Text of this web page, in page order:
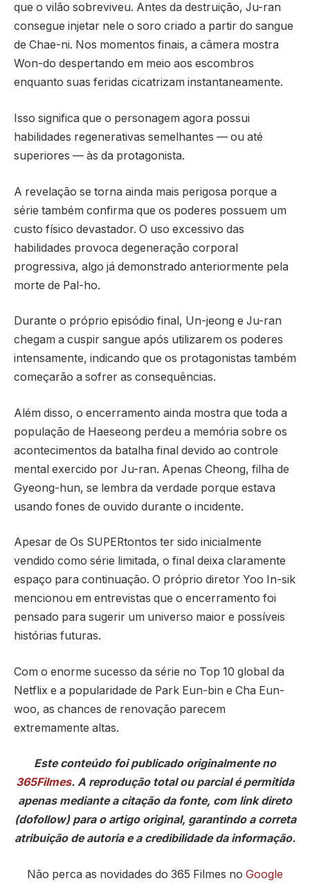
que o vilão sobreviveu. Antes da destruição, Ju-ran
consegue injetar nele o soro criado a partir do sangue
de Chae-ni. Nos momentos finais, a câmera mostra
Won-do despertando em meio aos escombros
enquanto suas feridas cicatrizam instantaneamente.
Isso significa que o personagem agora possui
habilidades regenerativas semelhantes — ou até
superiores — às da protagonista.
A revelação se torna ainda mais perigosa porque a
série também confirma que os poderes possuem um
custo físico devastador. O uso excessivo das
habilidades provoca degeneração corporal
progressiva, algo já demonstrado anteriormente pela
morte de Pal-ho.
Durante o próprio episódio final, Un-jeong e Ju-ran
chegam a cuspir sangue após utilizarem os poderes
intensamente, indicando que os protagonistas também
começarão a sofrer as consequências.
Além disso, o encerramento ainda mostra que toda a
população de Haeseong perdeu a memória sobre os
acontecimentos da batalha final devido ao controle
mental exercido por Ju-ran. Apenas Cheong, filha de
Gyeong-hun, se lembra da verdade porque estava
usando fones de ouvido durante o incidente.
Apesar de Os SUPERtontos ter sido inicialmente
vendido como série limitada, o final deixa claramente
espaço para continuação. O próprio diretor Yoo In-sik
mencionou em entrevistas que o encerramento foi
pensado para sugerir um universo maior e possíveis
histórias futuras.
Com o enorme sucesso da série no Top 10 global da
Netflix e a popularidade de Park Eun-bin e Cha Eun-
woo, as chances de renovação parecem
extremamente altas.
Este conteúdo foi publicado originalmente no
365Filmes. A reprodução total ou parcial é permitida
apenas mediante a citação da fonte, com link direto
(dofollow) para o artigo original, garantindo a correta
atribuição de autoria e a credibilidade da informação.
Não perca as novidades do 365 Filmes no Google